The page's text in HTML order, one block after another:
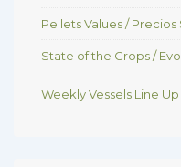
Pellets Values /
State of the Crops /
Weekly Vessels Line Up